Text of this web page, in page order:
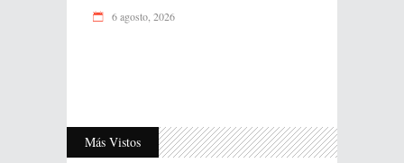
6 agosto, 2026
Más Vistos